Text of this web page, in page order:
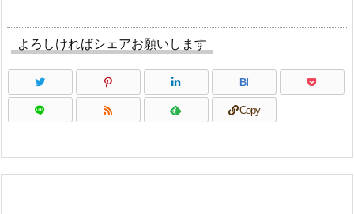
よろしければシェアお願いします
B!
Copy